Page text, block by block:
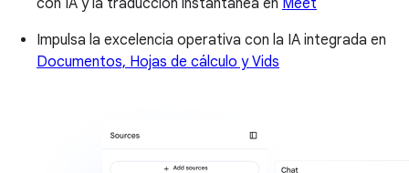
con IA y la traducción instantánea en Meet
Impulsa la excelencia operativa con la IA integrada en
Documentos, Hojas de cálculo y Vids